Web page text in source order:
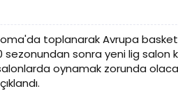
toplanarak Avrupa
sonra yeni lig salon
oynamak zorunda